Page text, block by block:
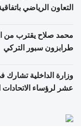
التعاون الرياضي
محمد صلاح يقترب من
طرابزون سبور التركي
وزارة الداخلية تشارك
عشر لرؤساء الاتحادات